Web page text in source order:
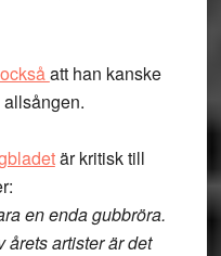
att han kanske
är kritisk till
en enda gubbröra.
årets artister är det